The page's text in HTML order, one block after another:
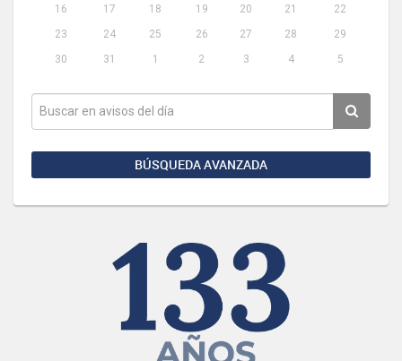
16
17 18 19 20 21
22
23
24 25 26 27 28
29
30
31 1 2 3 4 5
BÚSQUEDA AVANZADA